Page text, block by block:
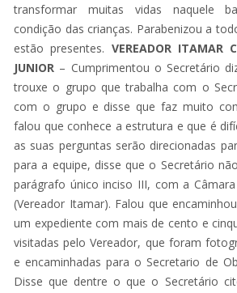
transformar muitas vidas naquele
condição das crianças. Parabenizou a
estão presentes. VEREADOR ITAMAR
JUNIOR – Cumprimentou o Secretário
trouxe o grupo que trabalha com o
com o grupo e disse que faz muito
falou que conhece a estrutura e que é
as suas perguntas serão direcionadas
para a equipe, disse que o Secretário
parágrafo único inciso III, com a
(Vereador Itamar). Falou que
um expediente com mais de cento e
visitadas pelo Vereador, que foram
e encaminhadas para o Secretario de
Disse que dentre o que o Secretário